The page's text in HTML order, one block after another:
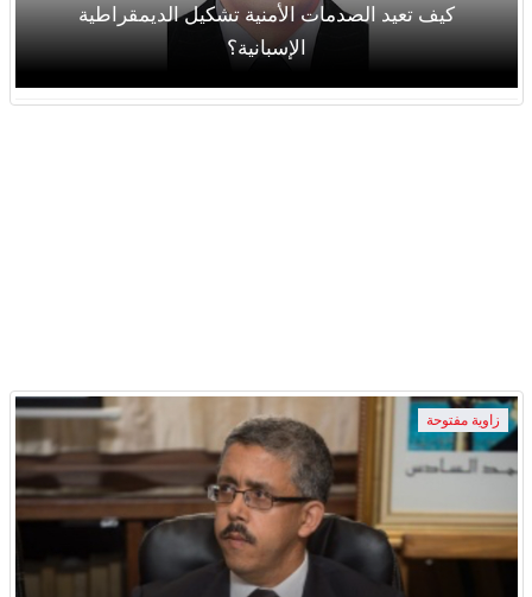
كيف تعيد الصدمات الأمنية تشكيل الديمقراطية
الإسبانية؟
زاوية مفتوحة